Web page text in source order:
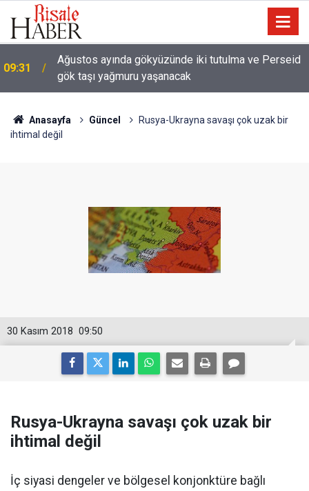
09:31
Ağustos ayında gökyüzünde iki tutulma ve Perseid
gök taşı yağmuru yaşanacak
Anasayfa Güncel
Rusya-Ukrayna savaşı çok uzak bir
ihtimal değil
09:50
30 Kasım 2018
Rusya-Ukrayna savaşı çok uzak bir
ihtimal değil
İç siyasi dengeler ve bölgesel konjonktüre bağlı